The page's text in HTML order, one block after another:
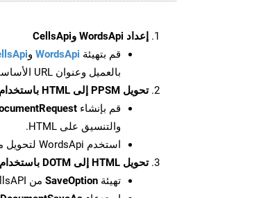
إعداد WordsApi وCellsApi
قم بتهيئة WordsApi و
بالعميل وعنوان URL الأساسي وإصدار واجهة برمجة التطبيقات
تحويل PPSM إلى HTML باستخدام WordsApi
قم بإنشاء
والتنسيق على HTML.
استخدم WordsApi لتحويل مستند PPSM إلى HTML.
تحويل HTML إلى DOTM باستخدام CellsApi
تهيئة SaveOption من CellsAPI باستخدام SaveFormat كـ DOTM